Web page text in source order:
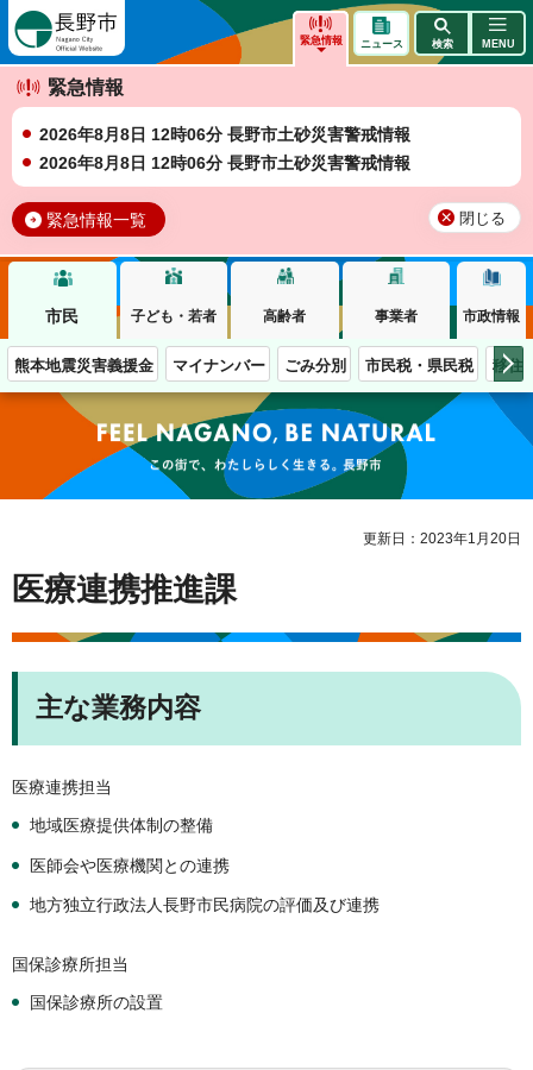
緊急情報
緊急情報
2026年8月8日 12時06分 長野市土砂災害警戒情報
2026年8月8日 12時06分 長野市土砂災害警戒情報
緊急情報一覧 閉じる
ニュース 検索 MENU
市民 子ども・若者 高齢者 事業者 市政情報
熊本地震災害義援金 マイナンバー ごみ分別 市民税・県民税 移住
この街で、わたしらしく生きる。長野市
更新日：2023年1月20日
医療連携推進課
主な業務内容
医療連携担当
地域医療提供体制の整備
医師会や医療機関との連携
地方独立行政法人長野市民病院の評価及び連携
国保診療所担当
国保診療所の設置